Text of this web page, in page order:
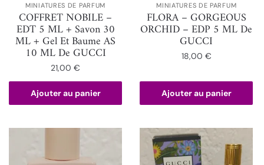
MINIATURES DE PARFUM
COFFRET NOBILE –
EDT 5 ML + Savon 30
ML + Gel Et Baume AS
10 ML De GUCCI
21,00€
Ajouter au panier
MINIATURES DE PARFUM
FLORA – GORGEOUS
ORCHID – EDP 5 ML De
GUCCI
18,00 €
Ajouter au panier